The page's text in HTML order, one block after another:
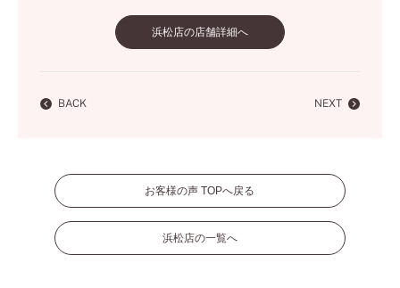
浜松店の店舗詳細へ
BACK NEXT
お客様の声 TOPへ戻る
浜松店の一覧へ